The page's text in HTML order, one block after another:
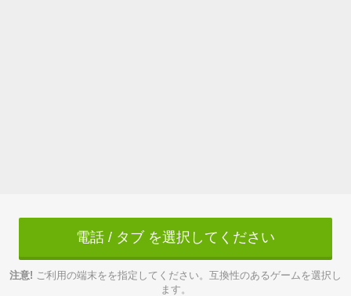
電話 / タブ を選択してください
注意! ご利用の端末をを指定してください。互換性のあるゲームを選択し
ます。